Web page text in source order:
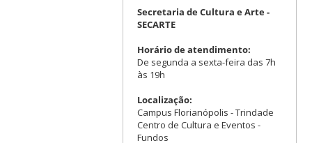
Secretaria de Cultura e Arte -
SECARTE
Horário de atendimento:
De segunda a sexta-feira das 7h
às 19h
Localização:
Campus Florianópolis - Trindade
Centro de Cultura e Eventos -
Fundos